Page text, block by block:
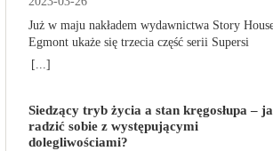
Już w maju nakładem wydawnictwa Story
Egmont ukaże się trzecia część serii Supersi
scenarzysty Frederic Maupome. Ten tom nosi
obdarzone supermocami i wspomagane przez
robota o imieniu Al. Są rozdarte między chęcią
prowadzenia normalnego życia wśród ludzi a
[...]
Siedzący tryb życia a stan kręgosłupa –
radzić sobie z występującymi
dolegliwościami?